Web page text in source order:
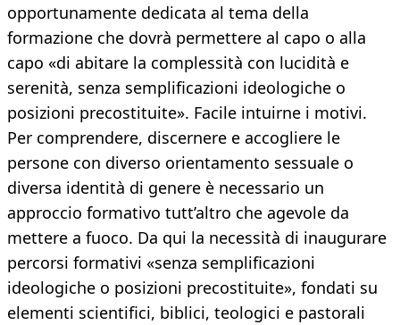
opportunamente dedicata al tema della
formazione che dovrà permettere al capo o alla
capo «di abitare la complessità con lucidità e
serenità, senza semplificazioni ideologiche o
posizioni precostituite». Facile intuirne i motivi.
Per comprendere, discernere e accogliere le
persone con diverso orientamento sessuale o
diversa identità di genere è necessario un
approccio formativo tutt’altro che agevole da
mettere a fuoco. Da qui la necessità di inaugurare
percorsi formativi «senza semplificazioni
ideologiche o posizioni precostituite», fondati su
elementi scientifici, biblici, teologici e pastorali